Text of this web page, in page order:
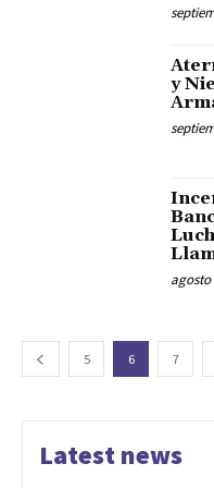
y
agosto
5 6 7
Latest news